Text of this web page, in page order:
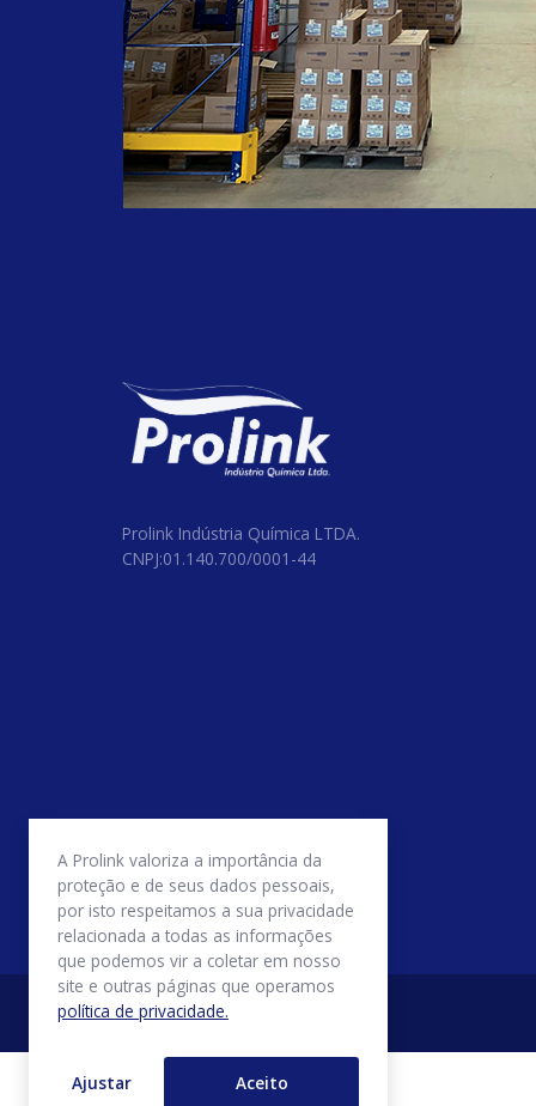
#Alcalin85
#septproplus
#equipamentos
#lancamento
#produtohospitalar
#cloro
#odontologico
#hospital
#BarrilhaLeve
#Proten90h
#TripolifosfatodeSodio
Prolink Indústria Química LTDA.
CNPJ:01.140.700/0001-44
A Prolink valoriza a importância da
proteção e de seus dados pessoais,
por isto respeitamos a sua privacidade
relacionada a todas as informações
que podemos vir a coletar em nosso
site e outras páginas que operamos
política de privacidade.
Ajustar Aceito